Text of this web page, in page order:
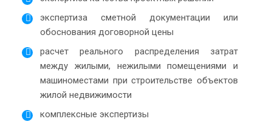
экспертиза сметной документации или
обоснования договорной цены
расчет реального распределения затрат
между жилыми, нежилыми помещениями и
машиноместами при строительстве объектов
жилой недвижимости
комплексные экспертизы